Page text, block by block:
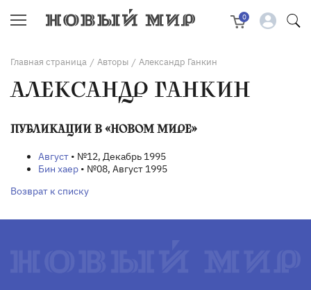
0
Главная страница / Авторы / Александр Ганкин
АЛЕКСАНДР ГАНКИН
ПУБЛИКАЦИИ В «НОВОМ МИРЕ»
Август • №12, Декабрь 1995
Бин хаер • №08, Август 1995
Возврат к списку